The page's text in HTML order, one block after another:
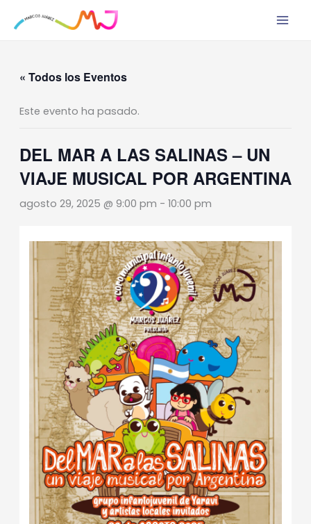
« Todos los Eventos
Este evento ha pasado.
DEL MAR A LAS SALINAS – UN
VIAJE MUSICAL POR ARGENTINA
agosto 29, 2025 @ 9:00 pm - 10:00 pm